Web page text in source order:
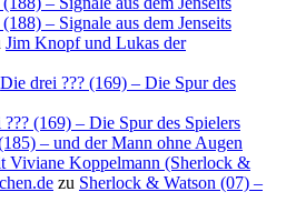
– Signale aus dem Jenseits
Jim Knopf und Lukas der
Die drei ??? (169) – Die Spur des
(169) – Die Spur des Spielers
– und der Mann ohne Augen
Viviane Koppelmann (Sherlock &
zu Sherlock & Watson (07) –